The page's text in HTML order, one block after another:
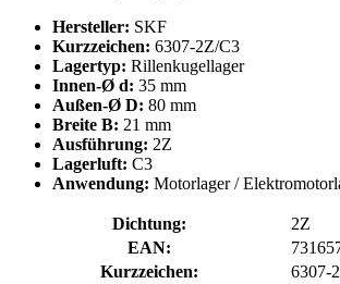
Hersteller: SKF
Kurzzeichen: 6307-2Z/C3
Lagertyp: Rillenkugellager
Innen-Ø d: 35 mm
Außen-Ø D: 80 mm
Breite B: 21 mm
Ausführung: 2Z
Lagerluft: C3
Anwendung: Motorlager /
Dichtung:
2Z
EAN:
Kurzzeichen:
6307-